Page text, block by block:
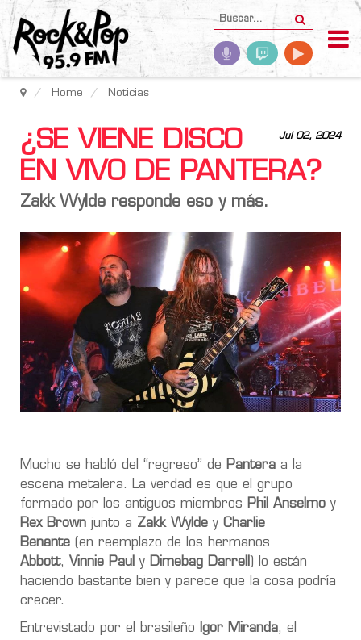
Home Noticias
Jul 02, 2024
¿SE VIENE DISCO
EN VIVO DE PANTERA?
Zakk Wylde responde eso y más.
Mucho se habló del “regreso” de Pantera a la
escena metalera. La verdad es que el grupo
formado por los antiguos miembros Phil Anselmo y
Rex Brown junto a Zakk Wylde y Charlie
Benante (en reemplazo de los hermanos
Abbott, Vinnie Paul y Dimebag Darrell
) lo están
haciendo bastante bien y parece que la cosa podría
crecer.
Entrevistado por el brasileño Igor Miranda, el